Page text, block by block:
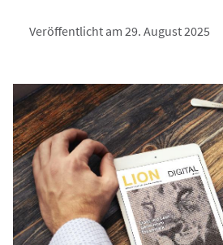
Veröffentlicht am 29. August 2025